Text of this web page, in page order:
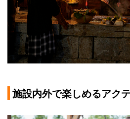
施設内外で楽しめるアク